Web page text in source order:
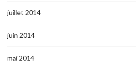
juillet 2014
juin 2014
mai 2014